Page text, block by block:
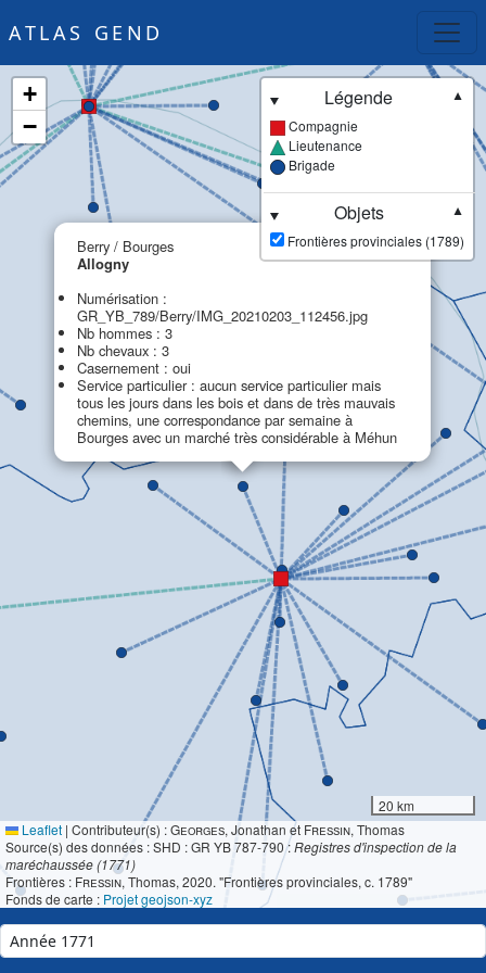
ATLAS GEND
Berry / Bourges
Allogny
Numérisation :
GR_YB_789/Berry/IMG_20210203_112456.jpg
Nb hommes : 3
Nb chevaux : 3
Casernement : oui
Service particulier : aucun service particulier mais
tous les jours dans les bois et dans de très mauvais
chemins, une correspondance par semaine à
Bourges avec un marché très considérable à Méhun
×
+
−
Légende
▼
Compagnie
Lieutenance
Brigade
Objets
▼
Frontières provinciales (1789)
20 km
Leaflet | Contributeur(s) :Georges, Jonathan et Fressin, Thomas
Source(s) des données : SHD : GR YB 787-790 :Registres d'inspection de la
maréchaussée (1771)
Frontières : Fressin, Thomas, 2020. "Frontières provinciales, c. 1789"
Fonds de carte : Projet geojson-xyz